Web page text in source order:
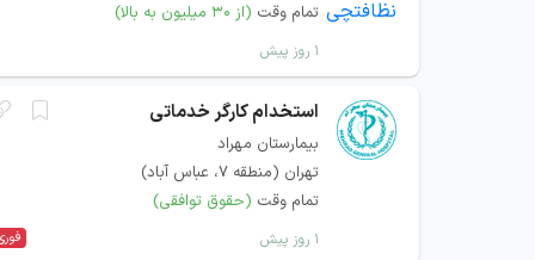
تمام وقت (از ۳۰ میلیون به بالا)
۱ روز پیش
استخدام كارگر خدماتی
بیمارستان مهراد
تهران (منطقه ۷، عباس آباد)
تمام وقت (حقوق توافقی)
۱ روز پیش